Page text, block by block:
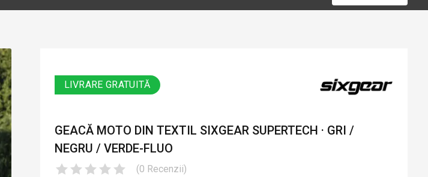
LIVRARE GRATUITĂ
GEACĂ MOTO DIN TEXTIL SIXGEAR SUPERTECH · GRI /
NEGRU / VERDE-FLUO
(0 Recenzii)